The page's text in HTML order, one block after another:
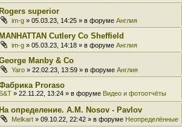
superior
im-g » 05.03.23, 14:25 » в форуме Англия
Cutlery Co Sheffield
im-g » 05.03.23, 14:18 » в форуме Англия
Manby & Co
Yaro » 22.02.23, 13:59 » в форуме Англия
Proraso
» 22.11.22, 13:24 » в форуме Видео и фотоотчёты
определение. A.M. Nosov - Pavlov
Melkart » 09.10.22, 22:42 » в форуме Неопределённые